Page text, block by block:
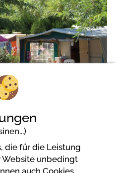
Pothuau
des Ourlèdes
die für die Leistung
Website unbedingt
auch Cookies